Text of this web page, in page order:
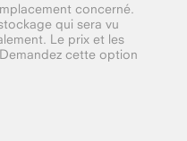
concerné.
qui sera vu
Le prix et les
cette option